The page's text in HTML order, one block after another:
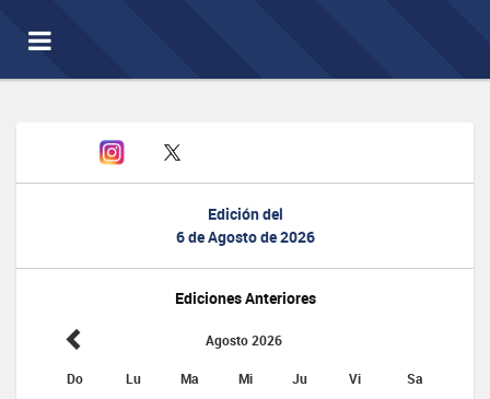
Toggle
navigation
Edición del
6 de Agosto de 2026
Ediciones Anteriores
Agosto 2026
Do Lu Ma Mi Ju Vi Sa